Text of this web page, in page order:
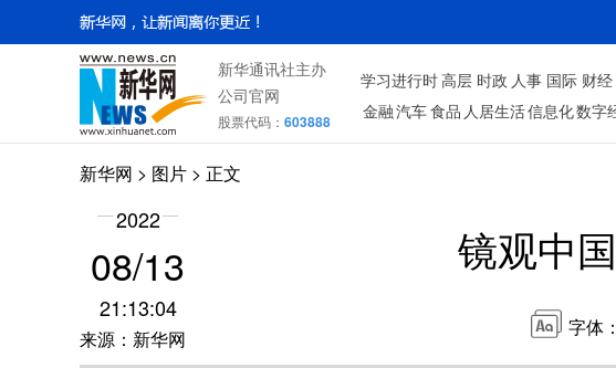
新华通讯社主办
公司官网
股票代码： 603888
学习进行时高层 时政 人事 国际 财经
金融汽车食品 人居生活信息化数字
新华网 > 图片 > 正文
2022
08/13
21:13:04
来源：新华网
镜观中
字体：